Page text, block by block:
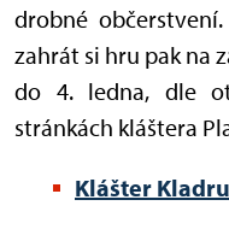
drobné
zahrát si hru pak na
do 4. ledna, dle
stránkách kláštera
Klášter